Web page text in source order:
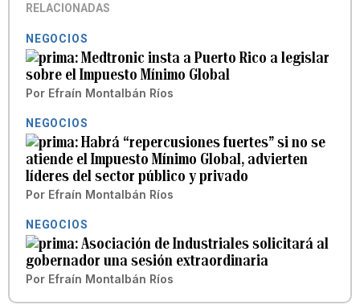
RELACIONADAS
NEGOCIOS
Medtronic insta a Puerto Rico a legislar
sobre el Impuesto Mínimo Global
Por Efraín Montalbán Ríos
NEGOCIOS
Habrá “repercusiones fuertes” si no se
atiende el Impuesto Mínimo Global, advierten
líderes del sector público y privado
Por Efraín Montalbán Ríos
NEGOCIOS
Asociación de Industriales solicitará al
gobernador una sesión extraordinaria
Por Efraín Montalbán Ríos